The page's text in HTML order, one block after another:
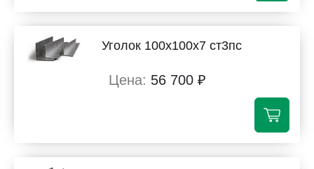
Уголок 100х100х7 ст3пс
56 700 ₽